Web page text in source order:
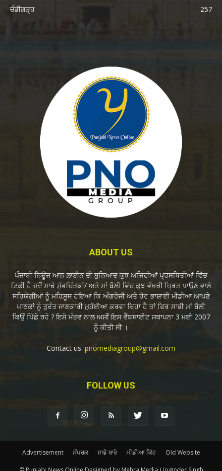
ਚੰਡੀਗੜ੍ਹ
257
ABOUT US
ਪੰਜਾਬੀ ਨਿਊਜ ਆਨ ਲਾਈਨ ਦੀ ਬੁਨਿਆਦ ਕੁਝ ਅਜਿਹੀਆਂ ਪ੍ਰਸਥਿਤੀਆਂ ਵਿੱਚ
ਟਿਕੀ ਹੈ ਜਦੋਂ ਸਾਡੇ ਸੁੱਭਚਿੰਤਕਾਂ/ ਅਤੇ ਮਾਂ ਬੋਲੀ ਵਿੱਚ ਕੁਝ ਵੱਖਰੀ ਪ੍ਰਿਤ ਪਾਉਣ ਵਾਲੇ
ਸਹਿਯੋਗੀਆਂ ਨੂੰ ਮਹਿਸੂਸ ਹੋਇਆ ਕਿ ਅੰਗਰੇਜੀ ਅਤੇ ਹੋਰ ਭਾਸ਼ਾਈ ਮੀਡੀਆ ਆਪਣੇ
ਪਾਠਕਾਂ ਨੂੰ ਤੁਰੰਤ ਜਾਣਕਾਰੀ ਮੁਹੱਈਆ ਕਰਵਾ ਰਿਹਾ ਹੈ ਤਾਂ ਫਿਰ ਸਾਡੀ ਮਾਂ ਬੋਲੀ
ਕਿਉਂ ਪਿੱਛੇ ਰਹੇ ? ਇਸੇ ਮੰਤਵ ਨਾਲ ਅਸੀਂ ਇਸ ਵੈੱਬਸਾਈਟ ਸਥਾਪਨਾ 3 ਮਈ 2007
ਨੂੰ ਕੀਤੀ ਸੀ ।
Contact us: pnomediagroup@gmail.com
FOLLOW US
Advertisement ਸੰਪਰਕ ਸਾਡੇ ਬਾਰੇ ਮੀਡੀਆ ਕਿੱਟ Old Website